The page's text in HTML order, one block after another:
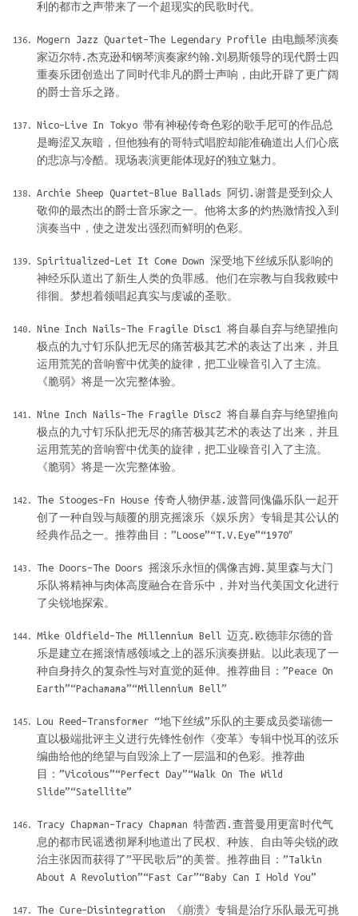
利的都市之声带来了一个超现实的民歌时代。
Mogern Jazz Quartet–The Legendary Profile 由电颤琴演奏
家迈尔特.杰克逊和钢琴演奏家约翰.刘易斯领导的现代爵士四
重奏乐团创造出了同时代非凡的爵士声响，由此开辟了更广阔
的爵士音乐之路。
Nico–Live In Tokyo 带有神秘传奇色彩的歌手尼可的作品总
是晦涩又灰暗，但他独有的哥特式唱腔却能准确道出人们心底
的悲凉与冷酷。现场表演更能体现好的独立魅力。
Archie Sheep Quartet–Blue Ballads 阿切.谢普是受到众人
敬仰的最杰出的爵士音乐家之一。他将太多的灼热激情投入到
演奏当中，使之迸发出强烈而鲜明的色彩。
Spiritualized–Let It Come Down 深受地下丝绒乐队影响的
神经乐队道出了新生人类的负罪感。他们在宗教与自我救赎中
徘徊。梦想着领唱起真实与虔诚的圣歌。
Nine Inch Nails–The Fragile Disc1 将自暴自弃与绝望推向
极点的九寸钉乐队把无尽的痛苦极其艺术的表达了出来，并且
运用荒芜的音响窨中优美的旋律，把工业噪音引入了主流。
《脆弱》将是一次完整体验。
Nine Inch Nails–The Fragile Disc2 将自暴自弃与绝望推向
极点的九寸钉乐队把无尽的痛苦极其艺术的表达了出来，并且
运用荒芜的音响窨中优美的旋律，把工业噪音引入了主流。
《脆弱》将是一次完整体验。
The Stooges–Fn House 传奇人物伊基.波普同傀儡乐队一起开
创了一种自毁与颠覆的朋克摇滚乐《娱乐房》专辑是其公认的
经典作品之一。推荐曲目：”Loose”“T.V.Eye”“1970″
The Doors–The Doors 摇滚乐永恒的偶像吉姆.莫里森与大门
乐队将精神与肉体高度融合在音乐中，并对当代美国文化进行
了尖锐地探索。
Mike Oldfield–The Millennium Bell 迈克.欧德菲尔德的音
乐是建立在摇滚情感领域之上的器乐演奏拼贴。以此表现了一
种自身持久的复杂性与对直觉的延伸。推荐曲目：”Peace On
Earth”“Pachamama”“Millennium Bell”
Lou Reed–Transformer “地下丝绒”乐队的主要成员娄瑞德一
直以极端批评主义进行先锋性创作《变革》专辑中悦耳的弦乐
编曲给他的绝望与自毁涂上了一层温和的色彩。推荐曲
目：”Vicoious”“Perfect Day”“Walk On The Wild
Slide”“Satellite”
Tracy Chapman–Tracy Chapman 特蕾西.查普曼用更富时代气
息的都市民谣透彻犀利地道出了民权、种族、自由等尖锐的政
治主张因而获得了”平民歌后”的美誉。推荐曲目：”Talkin
About A Revolution”“Fast Car”“Baby Can I Hold You”
The Cure–Disintegration 《崩溃》专辑是治疗乐队最无可挑